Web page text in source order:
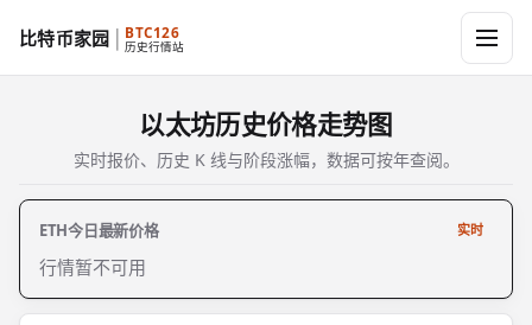
比特币家园 BTC126
历史行情站
以太坊历史价格走势图
实时报价、历史 K 线与阶段涨幅，数据可按年查阅。
ETH今日最新价格 实时
行情暂不可用